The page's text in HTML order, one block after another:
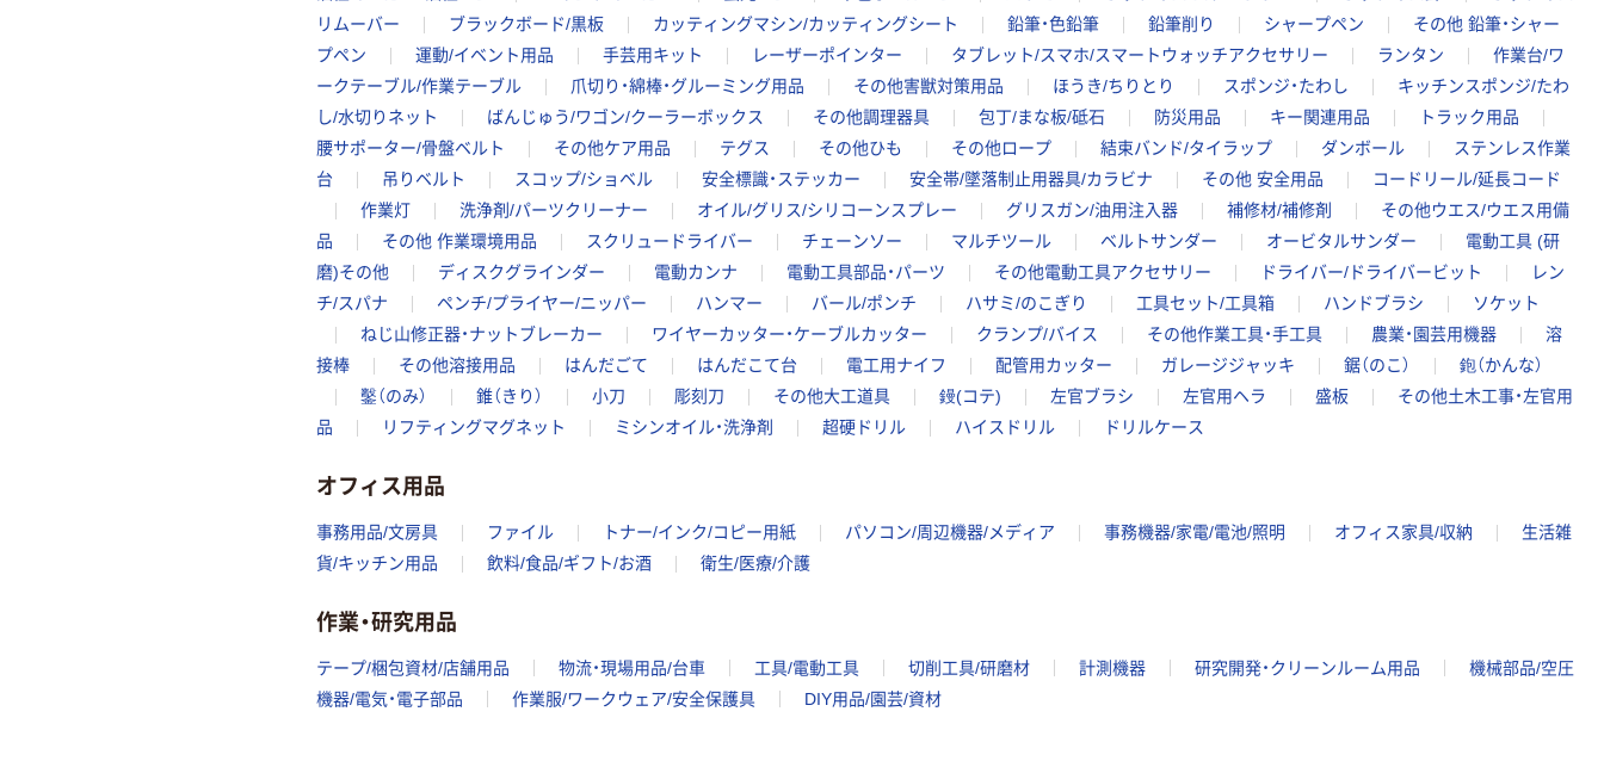
リムーバー
ブラックボード/黒板 カッティングマシン/カッティングシート 鉛筆・色鉛筆 鉛筆削り シャープペン
その他 鉛筆・シャー
プペン
運動/イベント用品 手芸用キット レーザーポインター タブレット/スマホ/スマートウォッチアクセサリー ランタン
作業台/ワ
ークテーブル/作業テーブル
爪切り・綿棒・グルーミング用品 その他害獣対策用品 ほうき/ちりとり スポンジ・たわし
キッチンスポンジ/たわ
し/水切りネット
ばんじゅう/ワゴン/クーラーボックス その他調理器具 包丁/まな板/砥石 防災用品 キー関連用品
トラック用品
腰サポーター/骨盤ベルト
その他ケア用品 テグス その他ひも その他ロープ 結束バンド/タイラップ ダンボール
ステンレス作業
台
吊りベルト スコップ/ショベル 安全標識・ステッカー 安全帯/墜落制止用器具/カラビナ その他 安全用品
コードリール/延長コード
作業灯
洗浄剤/パーツクリーナー オイル/グリス/シリコーンスプレー グリスガン/油用注入器 補修材/補修剤
その他ウエス/ウエス用備
品
その他 作業環境用品 スクリュードライバー チェーンソー マルチツール ベルトサンダー オービタルサンダー
電動工具 (研
磨)その他
ディスクグラインダー 電動カンナ 電動工具部品・パーツ その他電動工具アクセサリー ドライバー/ドライバービット
レン
チ/スパナ
ペンチ/プライヤー/ニッパー ハンマー バール/ポンチ ハサミ/のこぎり 工具セット/工具箱 ハンドブラシ
ソケット
ねじ山修正器・ナットブレーカー
ワイヤーカッター・ケーブルカッター クランプ/バイス その他作業工具・手工具 農業・園芸用機器
溶
接棒
その他溶接用品 はんだごて はんだこて台 電工用ナイフ 配管用カッター ガレージジャッキ 鋸（のこ）
鉋（かんな）
鑿（のみ）
錐（きり） 小刀 彫刻刀 その他大工道具 鏝(コテ) 左官ブラシ 左官用ヘラ 盛板
その他土木工事・左官用
品
リフティングマグネット ミシンオイル・洗浄剤 超硬ドリル ハイスドリル ドリルケース
オフィス用品
事務用品/文房具 ファイル トナー/インク/コピー用紙 パソコン/周辺機器/メディア 事務機器/家電/電池/照明 オフィス家具/収納
生活雑
貨/キッチン用品
飲料/食品/ギフト/お酒 衛生/医療/介護
作業・研究用品
テープ/梱包資材/店舗用品 物流・現場用品/台車 工具/電動工具 切削工具/研磨材 計測機器 研究開発・クリーンルーム用品
機械部品/空圧
機器/電気・電子部品
作業服/ワークウェア/安全保護具 DIY用品/園芸/資材